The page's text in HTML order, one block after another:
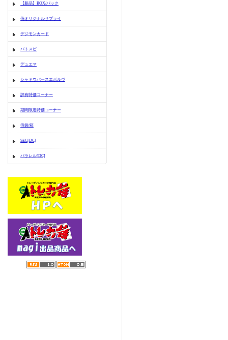
【新品】BOX/パック
侍オリジナルサプライ
デジモンカード
バトスピ
デュエマ
シャドウバースエボルヴ
訳有特価コーナー
期間限定特価コーナー
侍袋/箱
SEC[DC]
パラレル[DC]